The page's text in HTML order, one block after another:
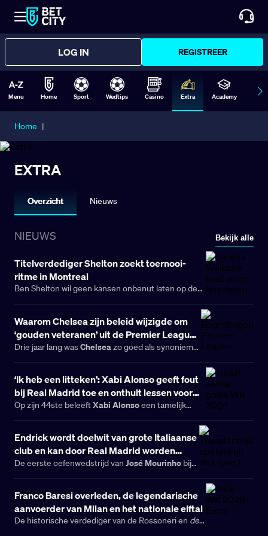
LOG IN REGISTREER
Menu Home Sport Wedtips Casino Extra Academy
Home |
EXTRA
Overzicht Nieuws
NIEUWS Bekijk alle
Titelverdediger Shelton zoekt toernooi-
ritme in Montreal
Ben Shelton wil geen kansen onbenut laten op de
volle vliegwiel bij de US Open aan te komen.
Waarom Chelsea zijn beleid wijzigde om
‘gouden veteranen’ uit de Premier League
aan te trekken
Drie jaar lang wasChelseazo goed als synoniem
Capital geleide consortium had de club Stamford
Bridge omgevormd tot een laboratorium voor
talent, met recordbedragen voor jonge spelers,
lange contracten en voetballers die werden
gezien als onderdelen van een
langetermijnproject.
‘Ik heb een litteken’: Xabi Alonso geeft fout
bij Real Madrid toe en onthult lessen voor
het begin van zijn Chelsea-tijdperk
Op zijn 44ste beleeftXabi Alonsoeen tamelijk
Gewend om titels te verzamelen als speler en lof te
oogsten voor het werk dat hij verrichtte bijBayer
Leverkusen, komt de Spanjaard naarChelsea
een recente ervaring die afwijkt van het
succesverhaal en die zijn loopbaan heeft getekend:
dekorte en teleurstellende periode bij Real
Madrid.
Endrick wordt doelwit van grote Italiaanse
club en kan door Real Madrid worden
verkocht
De eerste oefenwedstrijd van José Mourinho bij
complete selectie kreegEndrick een zeldzame
kans als basisspeler,maakte een goalen hoopt
hij de Portugese trainer te overtuigen dat hij in de
Franco Baresi overleden, de legendarische
aanvoerder van Milan en het nationale elftal
De historische verdediger van de Rossoneri en de